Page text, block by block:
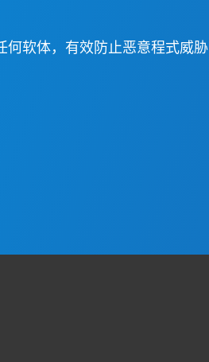
何软体，有效防止恶意程式威胁